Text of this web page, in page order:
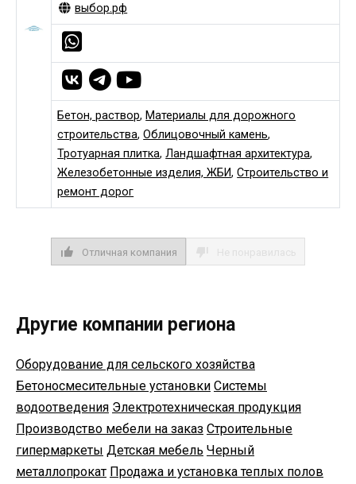
выбор.рф
Бетон, раствор, Материалы для дорожного
строительства,Облицовочный камень,
Тротуарная плитка,Ландшафтная архитектура,
Железобетонные изделия, ЖБИ,Строительство и
ремонт дорог
Отличная компания
Другие компании региона
Оборудование для сельского хозяйства
Бетоносмесительные установки Системы
водоотведения Электротехническая продукция
Производство мебели на заказ Строительные
гипермаркеты Детская мебель Черный
металлопрокат Продажа и установка теплых полов